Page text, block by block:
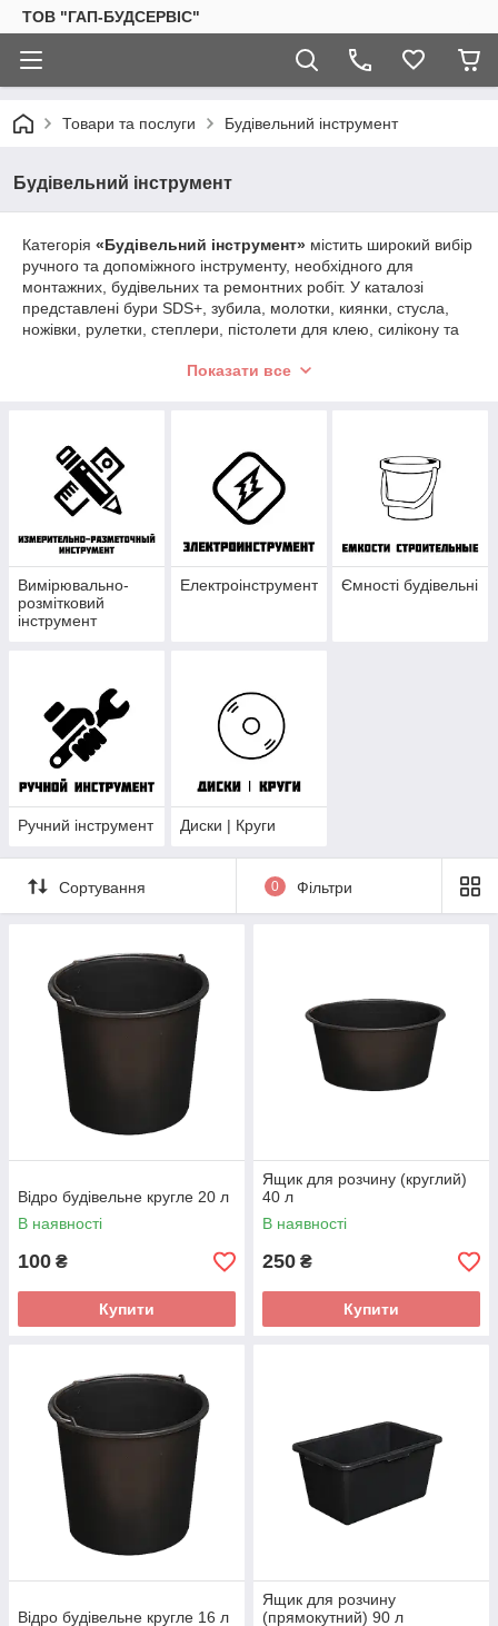
ТОВ "ГАП-БУДСЕРВІС"
Товари та послуги Будівельний інструмент
Будівельний інструмент
Категорія «Будівельний інструмент» містить широкий вибір
ручного та допоміжного інструменту, необхідного для
монтажних, будівельних та ремонтних робіт. У каталозі
представлені бури SDS+, зубила, молотки, киянки, стусла,
ножівки, рулетки, степлери, пістолети для клею, силікону та
Інструмент підходить для роботи з деревом, металом,
демонтажу до точного різання й збирання конструкцій.
Показати все
Вимірювально-
розмітковий
інструмент
Електроінструмент Ємності будівельні
Ручний інструмент Диски | Круги
Сортування 0 Фільтри
Відро будівельне кругле 20 л
В наявності
100 ₴
Купити
Ящик для розчину (круглий)
40 л
В наявності
250 ₴
Купити
Відро будівельне кругле 16 л
Ящик для розчину
(прямокутний) 90 л